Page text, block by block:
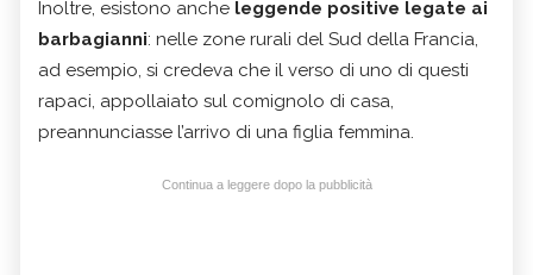
Inoltre, esistono anche leggende positive legate ai
barbagianni: nelle zone rurali del Sud della Francia,
ad esempio, si credeva che il verso di uno di questi
rapaci, appollaiato sul comignolo di casa,
preannunciasse l’arrivo di una figlia femmina.
Continua a leggere dopo la pubblicità